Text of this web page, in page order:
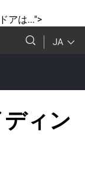
アは...">
JA
ィン